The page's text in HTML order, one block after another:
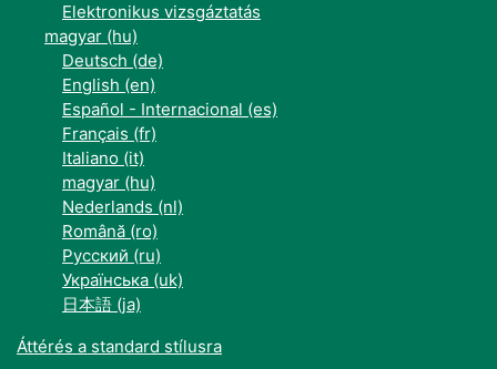
Elektronikus vizsgáztatás
magyar ‎(hu)‎
Deutsch ‎(de)‎
English ‎(en)‎
Español - Internacional ‎(es)‎
Français ‎(fr)‎
Italiano ‎(it)‎
magyar ‎(hu)‎
Nederlands ‎(nl)‎
Română ‎(ro)‎
Русский ‎(ru)‎
Українська ‎(uk)‎
日本語 ‎(ja)‎
Áttérés a standard stílusra